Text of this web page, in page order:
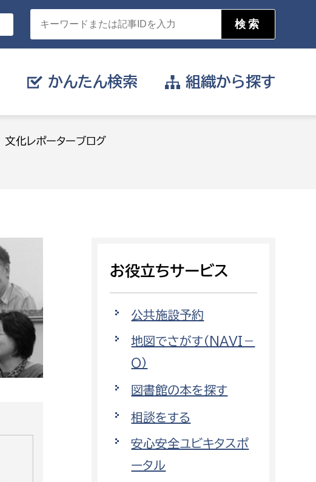
かんたん検索
目的を選択
支払いをしたい
遊びたい
小田原のことを知りたい
イベント・講座などに参加したい
組織から探す
環境部
環境政策課
ゼロカーボン推進課
環境事業センター
文化レポーターブログ
お役立ちサービス
公共施設予約
地図でさがす（NAVI－
O）
図書館の本を探す
相談をする
安心安全ユビキタスポ
ータル